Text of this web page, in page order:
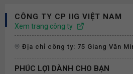
CÔNG TY CP IIG VIỆT NAM
Xem trang công ty
Địa chỉ công ty: 75 Giang Văn
PHÚC LỢI DÀNH CHO BẠN